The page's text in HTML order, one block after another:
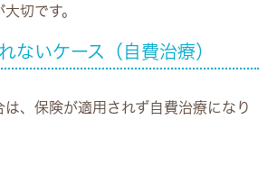
切です。
ないケース（自費治療）
は、保険が適用されず自費治療になり